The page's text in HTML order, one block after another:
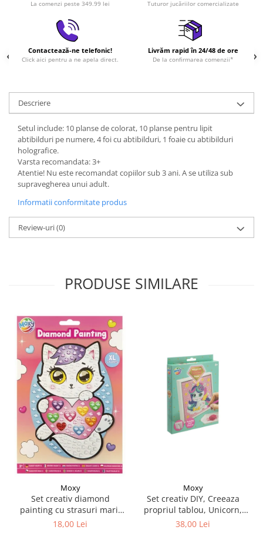
La comenzi peste 349.99 lei Tuturor jucăriilor comercializate
Contactează-ne telefonic!
Click aici pentru a ne apela direct.
Livrăm rapid în 24/48 de ore
De la confirmarea comenzii*
Descriere
Setul include: 10 planse de colorat, 10 planse pentru lipit
abtibilduri pe numere, 4 foi cu abtibilduri, 1 foaie cu abtibilduri
holografice.
Varsta recomandata: 3+
Atentie! Nu este recomandat copiilor sub 3 ani. A se utiliza sub
supravegherea unui adult.
Informatii conformitate produs
Review-uri(0)
PRODUSE SIMILARE
Moxy
Set creativ diamond
painting cu strasuri mari,
A5
18,00 Lei
Moxy
Set creativ DIY, Creeaza
propriul tablou, Unicorn,
Moxy
38,00 Lei